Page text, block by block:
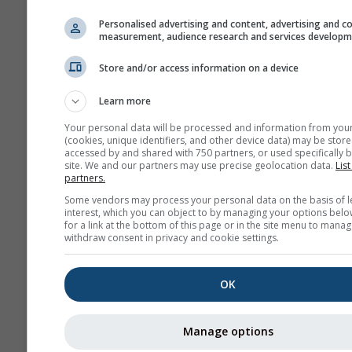
Dagen
Met
Met
Geen achtergrond:
Geen achtergrond:
tekst
Meer weergegevens
Personalised advertising and content, advertising and
measurement, audience research and services
Store and/or access information on a device
Learn more
Your personal data will be processed and information from
(cookies, unique identifiers, and other device data) may be
accessed by and shared with 750 partners, or used specifically
site. We and our partners may use precise geolocation data.
partners.
Some vendors may process your personal data on the basis of
interest, which you can object to by managing your options
for a link at the bottom of this page or in the site menu to
withdraw consent in privacy and cookie settings.
OK
Manage options